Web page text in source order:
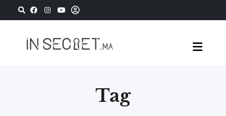
Tag